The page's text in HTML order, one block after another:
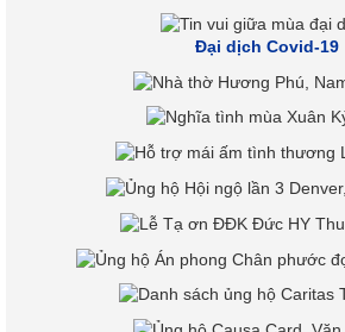
Đại dịch Covid-19